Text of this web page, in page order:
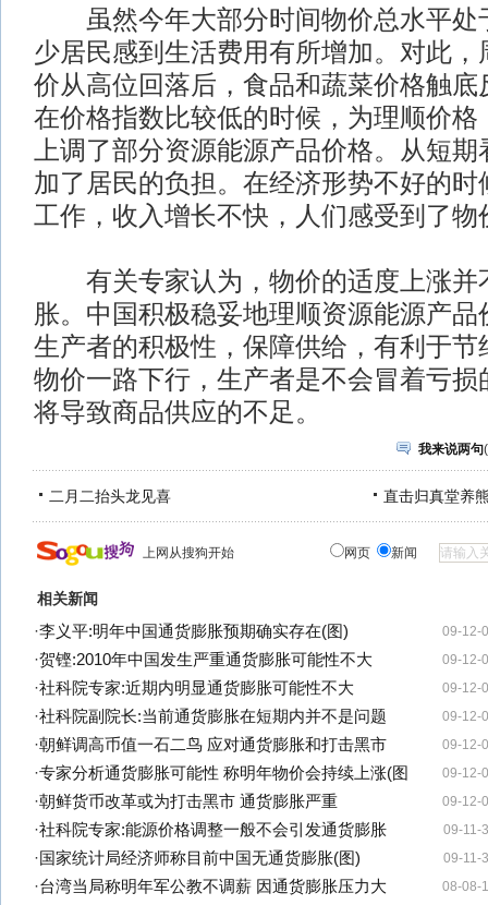
虽然今年大部分时间物价总水平处
少居民感到生活费用有所增加。对此，
价从高位回落后，食品和蔬菜价格触底
在价格指数比较低的时候，为理顺价格
上调了部分资源能源产品价格。从短
加了居民的负担。在经济形势不好的时
工作，收入增长不快，人们感受到了物
有关专家认为，物价的适度上涨并
胀。中国积极稳妥地理顺资源能源产
生产者的积极性，保障供给，有利于节
物价一路下行，生产者是不会冒着亏损
将导致商品供应的不足。
我来说两句(
二月二抬头龙见喜 直击归真堂养
上网从搜狗开始 网页 新闻
相关新闻
09-12-
·李义平:明年中国通货膨胀预期确实存在(图)
09-12-
·贺铿:2010年中国发生严重通货膨胀可能性不大
09-12-
·社科院专家:近期内明显通货膨胀可能性不大
09-12-
·社科院副院长:当前通货膨胀在短期内并不是问题
09-12-
·朝鲜调高币值一石二鸟 应对通货膨胀和打击黑市
09-12-
·专家分析通货膨胀可能性 称明年物价会持续上涨(图
09-12-
·朝鲜货币改革或为打击黑市 通货膨胀严重
09-11-
·社科院专家:能源价格调整一般不会引发通货膨胀
09-11-
· 国家统计局经济师称目前中国无通货膨胀(图)
08-08-
·台湾当局称明年军公教不调薪 因通货膨胀压力大